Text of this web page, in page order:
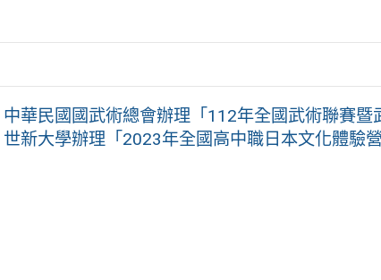
中華民國國武術總會辦理「112年全國武術聯賽暨
世新大學辦理「2023年全國高中職日本文化體驗營